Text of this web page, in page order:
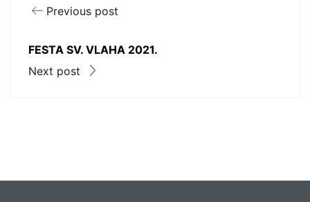
Previous post
FESTA SV. VLAHA 2021.
Next post